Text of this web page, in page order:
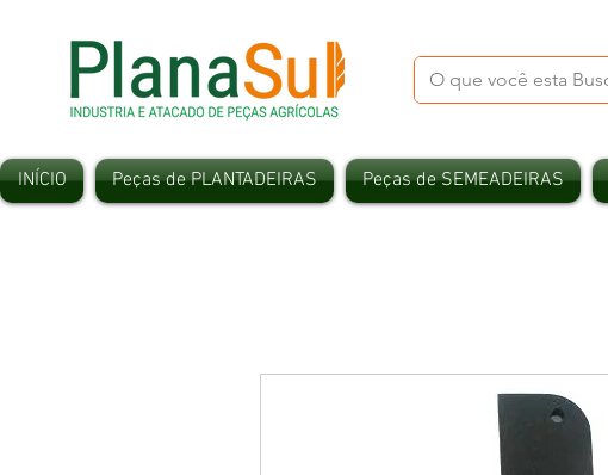
INÍCIO Peças de PLANTADEIRAS Peças de SEMEADEIRAS